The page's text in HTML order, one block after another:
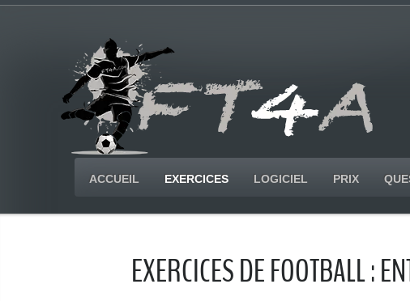
ACCUEIL EXERCICES LOGICIEL PRIX
EXERCICES DE FOOTBALL :